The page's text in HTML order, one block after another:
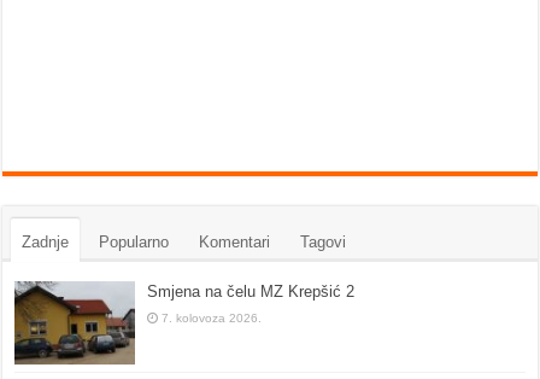
Zadnje Popularno Komentari Tagovi
Smjena na čelu MZ Krepšić 2
7. kolovoza 2026.